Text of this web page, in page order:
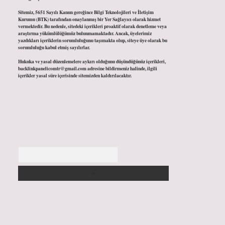
Sitemiz, 5651 Sayılı Kanun gereğince Bilgi Teknolojileri ve İletişim
Kurumu (BTK) tarafından onaylanmış bir Yer Sağlayıcı olarak hizmet
vermektedir. Bu nedenle, sitedeki içerikleri proaktif olarak denetleme veya
araştırma yükümlülüğümüz bulunmamaktadır. Ancak, üyelerimiz
yazdıkları içeriklerin sorumluluğunu taşımakta olup, siteye üye olarak bu
sorumluluğu kabul etmiş sayılırlar.
Hukuka ve yasal düzenlemelere aykırı olduğunu düşündüğünüz içerikleri,
backlinkpanelicomtr@gmail.comadresine bildirmeniz halinde, ilgili
içerikler yasal süre içerisinde sitemizden kaldırılacaktır.